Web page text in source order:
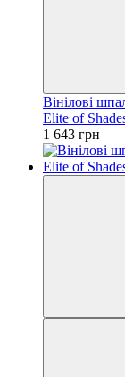
Вінілові
Elite of
1 643 грн